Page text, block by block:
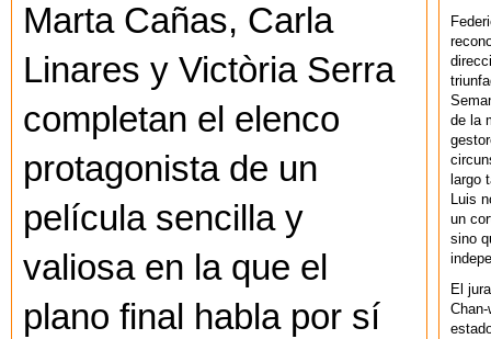
Marta Cañas, Carla
Linares y Victòria Serra
completan el elenco
protagonista de un
película sencilla y
valiosa en la que el
plano final habla por sí
de la
largo
Luis
un
sino
El